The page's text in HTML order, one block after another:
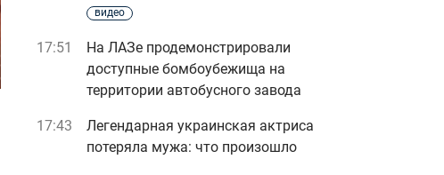
видео
17:51
На ЛАЗе продемонстрировали
доступные бомбоубежища на
территории автобусного завода
17:43
Легендарная украинская актриса
потеряла мужа: что произошло